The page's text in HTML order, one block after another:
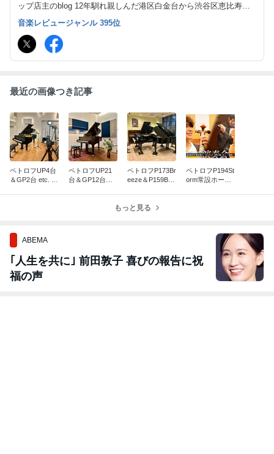
ップ店主のblog 12年馴れ親しんだ港区白金台から渋谷区恵比寿に
ショールームを移転。ピアノ、音楽、カフェ、雑貨、文化... 自由
気ままに綴ります
音楽レビュージャンル 395位
最近の画像つき記事
ペトロフUP4台
＆GP2台 etc. メ
ペトロフUP21
台＆GP12台メ
ペトロフP173Br
eeze＆P159Bor
ペトロフP194St
orm常設ホール
もっと見る
ABEMA
｢人生を共に｣ 前田敦子 喜びの報告に祝
福の声